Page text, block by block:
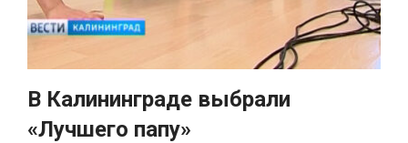
В Калининграде выбрали
«Лучшего папу»